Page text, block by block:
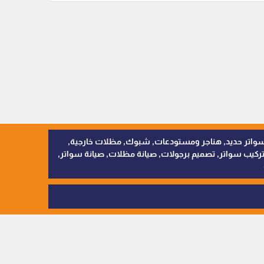
سواتر اقمشة, سواتر حديد, هناجر ومستودعات, شبوك, مظلات خارجية,
سواتر, تصميم برجولات, صيانة مظلات, صيانة سواتر,